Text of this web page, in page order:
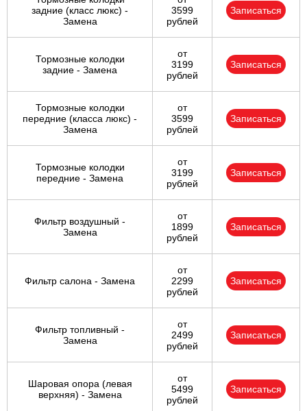
задние (класс люкс) -
Замена
3599
рублей
Записаться
Тормозные колодки
задние - Замена
от
3199
рублей
Записаться
Тормозные колодки
передние (класса люкс) -
Замена
от
3599
рублей
Записаться
Тормозные колодки
передние - Замена
от
3199
рублей
Записаться
Фильтр воздушный -
Замена
от
1899
рублей
Записаться
Фильтр салона - Замена
от
2299
рублей
Записаться
Фильтр топливный -
Замена
от
2499
рублей
Записаться
Шаровая опора (левая
верхняя) - Замена
от
5499
рублей
Записаться